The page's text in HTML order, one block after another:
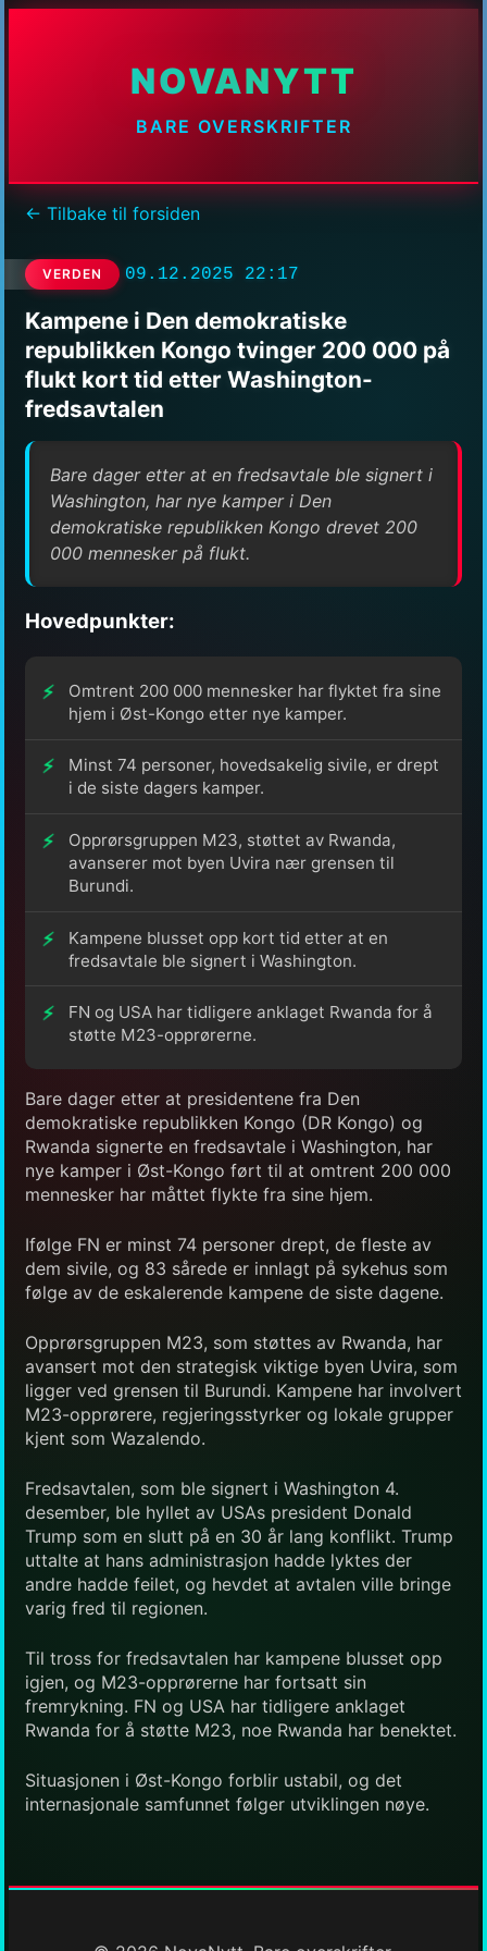
NOVANYTT
BARE OVERSKRIFTER
← Tilbake til forsiden
VERDEN 09.12.2025 22:17
Kampene i Den demokratiske
republikken Kongo tvinger 200 000 på
flukt kort tid etter Washington-
fredsavtalen
Bare dager etter at en fredsavtale ble signert i
Washington, har nye kamper i Den
demokratiske republikken Kongo drevet 200
000 mennesker på flukt.
Hovedpunkter:
Omtrent 200 000 mennesker har flyktet fra sine
hjem i Øst-Kongo etter nye kamper.
Minst 74 personer, hovedsakelig sivile, er drept
i de siste dagers kamper.
Opprørsgruppen M23, støttet av Rwanda,
avanserer mot byen Uvira nær grensen til
Burundi.
Kampene blusset opp kort tid etter at en
fredsavtale ble signert i Washington.
FN og USA har tidligere anklaget Rwanda for å
støtte M23-opprørerne.
Bare dager etter at presidentene fra Den
demokratiske republikken Kongo (DR Kongo) og
Rwanda signerte en fredsavtale i Washington, har
nye kamper i Øst-Kongo ført til at omtrent 200 000
mennesker har måttet flykte fra sine hjem.
Ifølge FN er minst 74 personer drept, de fleste av
dem sivile, og 83 sårede er innlagt på sykehus som
følge av de eskalerende kampene de siste dagene.
Opprørsgruppen M23, som støttes av Rwanda, har
avansert mot den strategisk viktige byen Uvira, som
ligger ved grensen til Burundi. Kampene har involvert
M23-opprørere, regjeringsstyrker og lokale grupper
kjent som Wazalendo.
Fredsavtalen, som ble signert i Washington 4.
desember, ble hyllet av USAs president Donald
Trump som en slutt på en 30 år lang konflikt. Trump
uttalte at hans administrasjon hadde lyktes der
andre hadde feilet, og hevdet at avtalen ville bringe
varig fred til regionen.
Til tross for fredsavtalen har kampene blusset opp
igjen, og M23-opprørerne har fortsatt sin
fremrykning. FN og USA har tidligere anklaget
Rwanda for å støtte M23, noe Rwanda har benektet.
Situasjonen i Øst-Kongo forblir ustabil, og det
internasjonale samfunnet følger utviklingen nøye.